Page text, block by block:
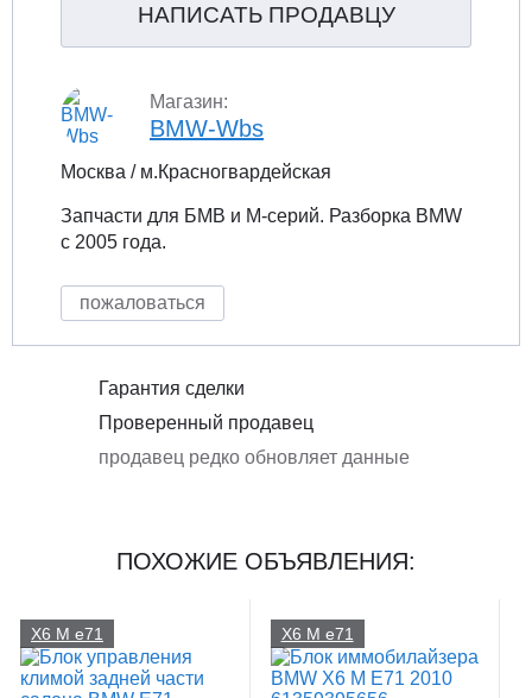
НАПИСАТЬ ПРОДАВЦУ
Магазин:
BMW-Wbs
Москва / м.Красногвардейская
Запчасти для БМВ и М-серий. Разборка BMW
с 2005 года.
пожаловаться
Гарантия сделки
Проверенный продавец
продавец редко обновляет данные
ПОХОЖИЕ ОБЪЯВЛЕНИЯ:
X6 M e71 X6 M e71